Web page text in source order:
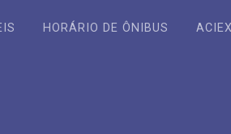
HORÁRIO DE ÔNIBUS ACIEX